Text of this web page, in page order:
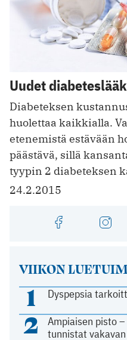
Uudet
Diabeteksen
huolettaa kaikkialla.
etenemistä estävään
päästävä, sillä
tyypin 2 diabeteksen
24.2.2015
VIIKON
1 Dyspepsia
2
Ampiaisen pisto
tunnistat